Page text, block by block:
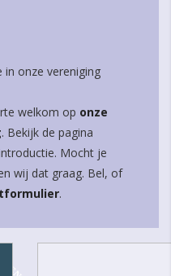
in onze vereniging
welkom op onze
. Bekijk de pagina
Mocht je
wij dat graag. Bel, of
.